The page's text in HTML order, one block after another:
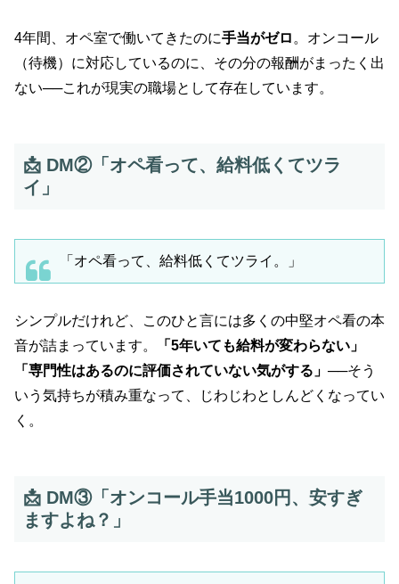
4年間、オペ室で働いてきたのに手当がゼロ 。オンコール
（待機）に対応しているのに、その分の報酬がまったく出
ない──これが現実の職場として存在しています。
📩 DM②「オペ看って、給料低くてツラ
イ」
「オペ看って、給料低くてツライ。」
シンプルだけれど、このひと言には多くの中堅オペ看の本
音が詰まっています。
「5年いても給料が変わらない」
「専門性はあるのに評価されていない気がする」 ──そう
いう気持ちが積み重なって、じわじわとしんどくなってい
く。
📩 DM③「オンコール手当1000円、安すぎ
ますよね？」